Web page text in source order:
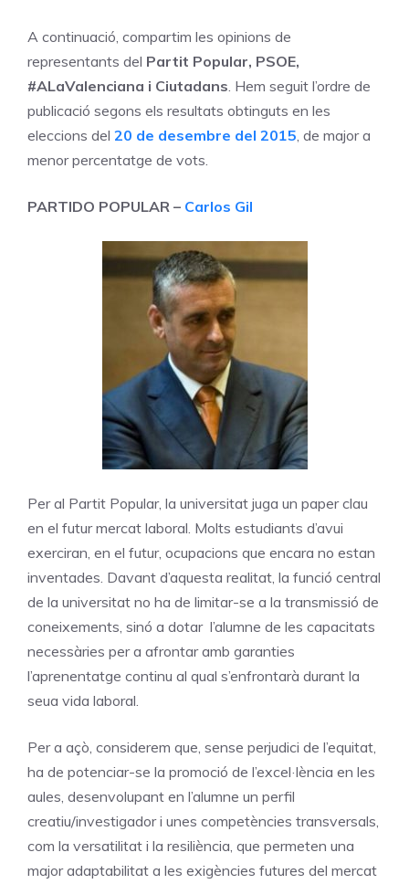
A continuació, compartim les opinions de
representants del Partit Popular, PSOE,
#ALaValenciana i Ciutadans . Hem seguit l’ordre de
publicació segons els resultats obtinguts en les
eleccions del 20 de desembre del 2015 , de major a
menor percentatge de vots.
PARTIDO POPULAR – Carlos Gil
Per al Partit Popular, la universitat juga un paper clau
en el futur mercat laboral. Molts estudiants d’avui
exerciran, en el futur, ocupacions que encara no estan
inventades. Davant d’aquesta realitat, la funció central
de la universitat no ha de limitar-se a la transmissió de
coneixements, sinó a dotar l’alumne de les capacitats
necessàries per a afrontar amb garanties
l’aprenentatge continu al qual s’enfrontarà durant la
seua vida laboral.
Per a açò, considerem que, sense perjudici de l’equitat,
ha de potenciar-se la promoció de l’excel·lència en les
aules, desenvolupant en l’alumne un perfil
creatiu/investigador i unes competències transversals,
com la versatilitat i la resiliència, que permeten una
major adaptabilitat a les exigències futures del mercat